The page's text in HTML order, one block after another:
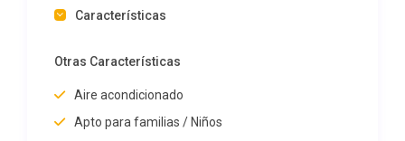
Características
Otras Características
Aire acondicionado
Apto para familias / Niños